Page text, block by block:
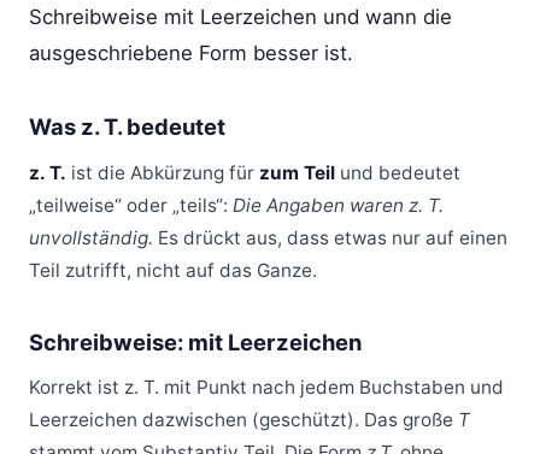
Schreibweise mit Leerzeichen und wann die
ausgeschriebene Form besser ist.
Was z. T. bedeutet
z. T. ist die Abkürzung für zum Teil und bedeutet
„teilweise“ oder „teils“: Die Angaben waren z. T.
unvollständig. Es drückt aus, dass etwas nur auf einen
Teil zutrifft, nicht auf das Ganze.
Schreibweise: mit Leerzeichen
Korrekt ist z. T. mit Punkt nach jedem Buchstaben und
Leerzeichen dazwischen (geschützt). Das große T